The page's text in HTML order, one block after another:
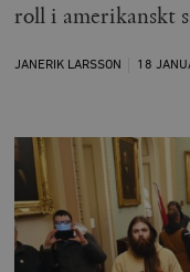
roll i amerikanskt
JANERIK LARSSON 18